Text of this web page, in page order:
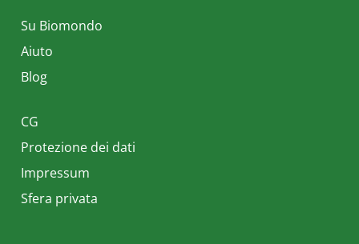
Su Biomondo
Aiuto
Blog
CG
Protezione dei dati
Impressum
Sfera privata